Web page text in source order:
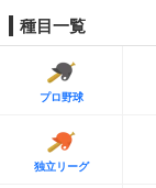
種目一覧
プロ野球
独立リーグ